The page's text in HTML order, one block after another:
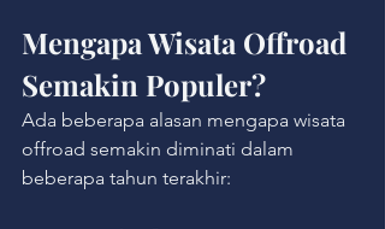
Mengapa Wisata Offroad
Semakin Populer?
Ada beberapa alasan mengapa wisata
offroad semakin diminati dalam
beberapa tahun terakhir: